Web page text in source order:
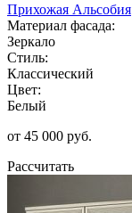
Прихожая Альсобия
Материал фасада:
Зеркало
Стиль:
Классический
Цвет:
Белый
от 45 000 руб.
Рассчитать